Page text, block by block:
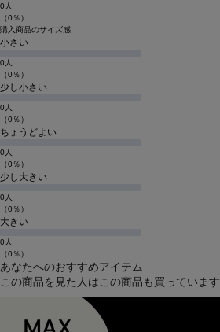
0人
（0％）
購入商品のサイズ感
小さい
0人
（0％）
少し小さい
0人
（0％）
ちょうどよい
0人
（0％）
少し大きい
0人
（0％）
大きい
0人
（0％）
あなたへのおすすめアイテム
この商品を見た人はこの商品も買っています